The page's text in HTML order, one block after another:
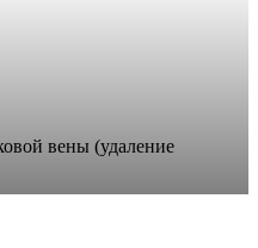
вены (удаление